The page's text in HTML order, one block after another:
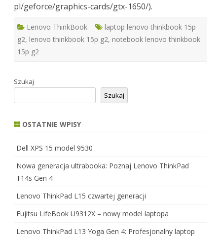
pl/geforce/graphics-cards/gtx-1650/).
Lenovo ThinkBook
laptop lenovo thinkbook 15p
g2, lenovo thinkbook 15p g2, notebook lenovo thinkbook
15p g2
Szukaj
Szukaj
OSTATNIE WPISY
Dell XPS 15 model 9530
Nowa generacja ultrabooka: Poznaj Lenovo ThinkPad
T14s Gen 4
Lenovo ThinkPad L15 czwartej generacji
Fujitsu LifeBook U9312X – nowy model laptopa
Lenovo ThinkPad L13 Yoga Gen 4: Profesjonalny laptop